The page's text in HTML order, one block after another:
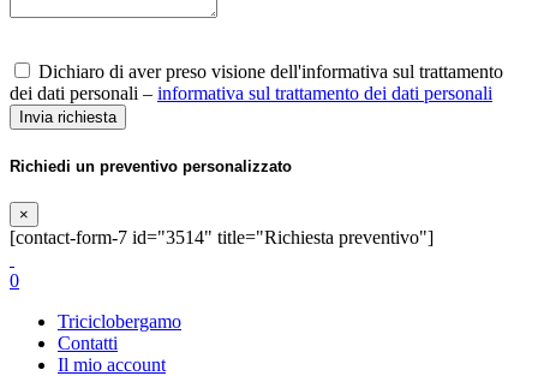
Dichiaro di aver preso visione dell'informativa sul trattamento
dei dati personali – informativa sul trattamento dei dati personali
Richiedi un preventivo personalizzato
×
[contact-form-7 id="3514" title="Richiesta preventivo"]
0
Triciclobergamo
Contatti
Il mio account